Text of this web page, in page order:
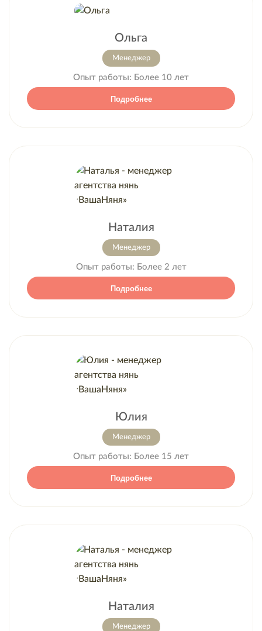
Ольга
Менеджер
Опыт работы: Более 10 лет
Подробнее
Наталия
Менеджер
Опыт работы: Более 2 лет
Подробнее
Юлия
Менеджер
Опыт работы: Более 15 лет
Подробнее
Наталия
Менеджер